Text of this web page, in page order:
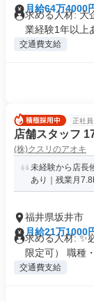
月給64万4000
求める人材: 大
業経験1年以上
交通費支給
正社員
店舗スタッフ
(株)クスリのアオキ
未経験から店長
あり｜残業月
福井県坂井市
月給21万1000
求める人材: ✨
限定可） 職種
交通費支給